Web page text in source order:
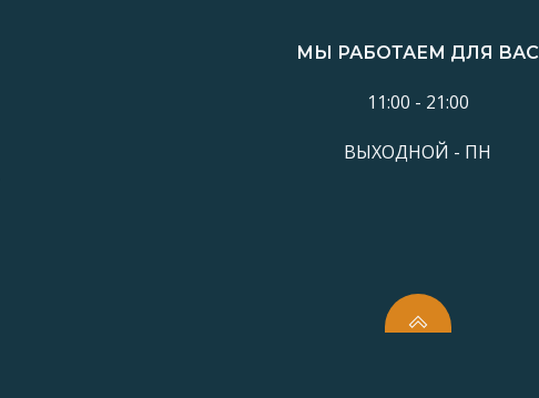
МЫ РАБОТАЕМ ДЛЯ ВАС
11:00 - 21:00
ВЫХОДНОЙ - ПН